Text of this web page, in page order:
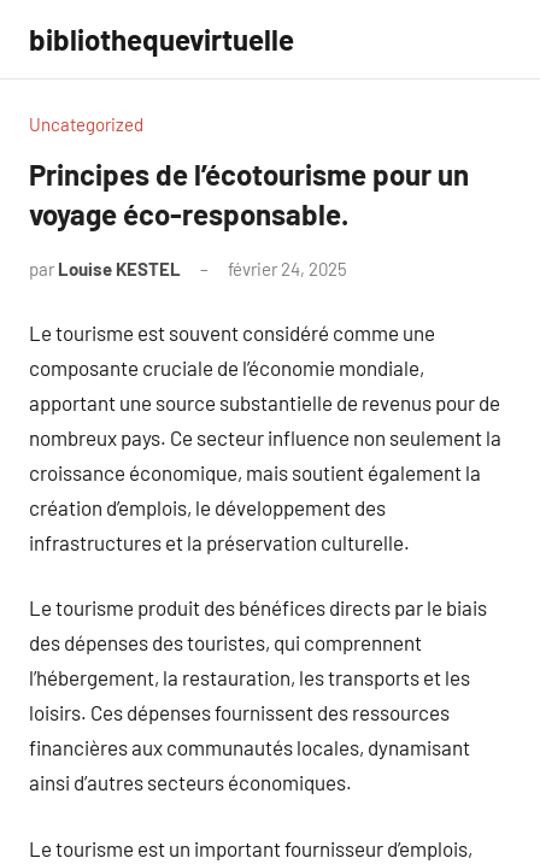
contenu
bibliothequevirtuelle
Uncategorized
Principes de l’écotourisme pour un
voyage éco-responsable.
par Louise KESTEL février 24, 2025
Le tourisme est souvent considéré comme une
composante cruciale de l’économie mondiale,
apportant une source substantielle de revenus pour de
nombreux pays. Ce secteur influence non seulement la
croissance économique, mais soutient également la
création d’emplois, le développement des
infrastructures et la préservation culturelle.
Le tourisme produit des bénéfices directs par le biais
des dépenses des touristes, qui comprennent
l’hébergement, la restauration, les transports et les
loisirs. Ces dépenses fournissent des ressources
financières aux communautés locales, dynamisant
ainsi d’autres secteurs économiques.
Le tourisme est un important fournisseur d’emplois,